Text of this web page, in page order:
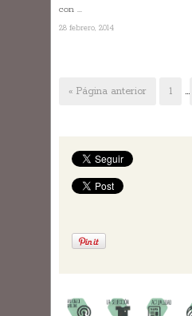
con ...
28 febrero, 2014
« Página anterior 1 …